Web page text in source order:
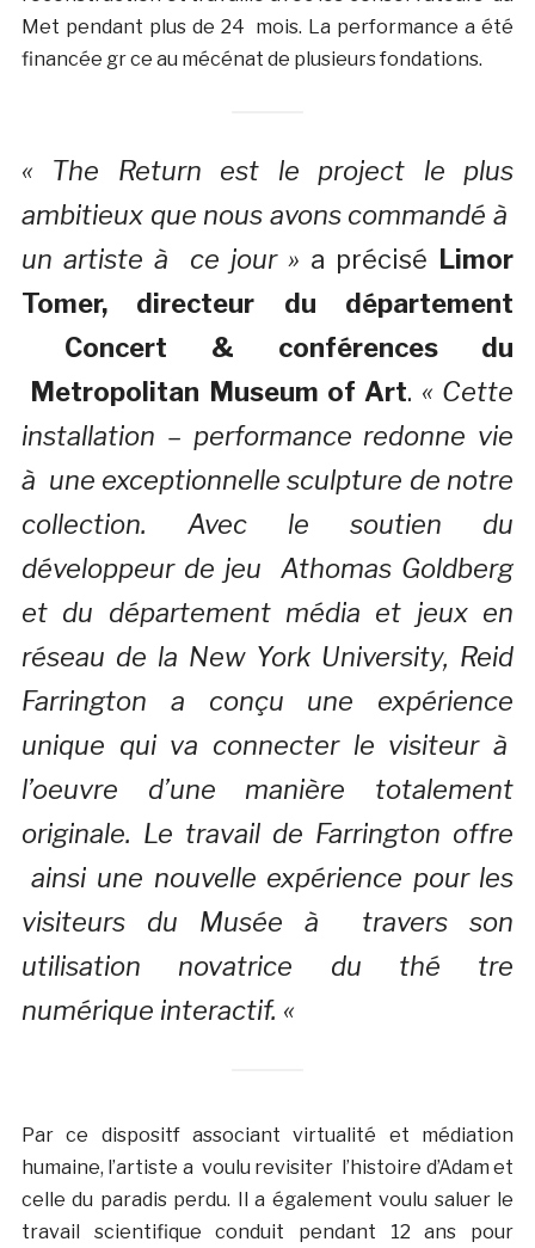
Met pendant plus de 24 mois. La performance a été
financée gr ce au mécénat de plusieurs fondations.
« The Return est le project le plus
ambitieux que nous avons commandé à
un artiste à ce jour » a précisé Limor
Tomer, directeur du département
Concert & conférences du
Metropolitan Museum of Art. « Cette
installation – performance redonne vie
à une exceptionnelle sculpture de notre
collection. Avec le soutien du
développeur de jeu Athomas Goldberg
et du département média et jeux en
réseau de la New York University, Reid
Farrington a conçu une expérience
unique qui va connecter le visiteur à
l’oeuvre d’une manière totalement
originale. Le travail de Farrington offre
ainsi une nouvelle expérience pour les
visiteurs du Musée à travers son
utilisation novatrice du thé tre
numérique interactif. «
Par ce dispositf associant virtualité et médiation
humaine, l’artiste a voulu revisiter l’histoire d’Adam et
celle du paradis perdu. Il a également voulu saluer le
travail scientifique conduit pendant 12 ans pour